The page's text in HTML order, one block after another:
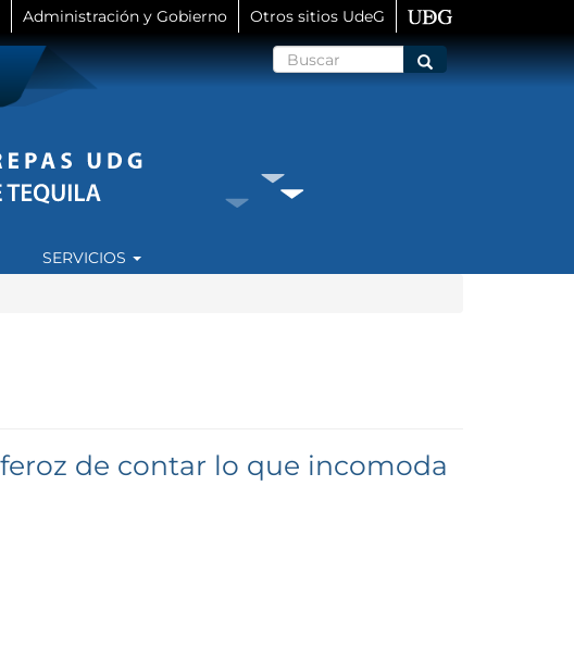
Administración y Gobierno
Otros sitios UdeG
Buscar
Buscar
SERVICIOS
de contar lo que incomoda